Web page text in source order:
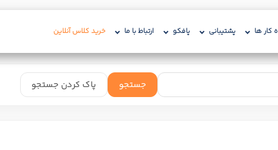
کار ها پشتیبانی پافکو ارتباط با ما خرید کلاس آنلاین